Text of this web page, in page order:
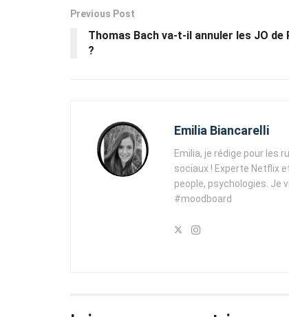
Previous Post
Thomas Bach va-t-il annuler les JO de
?
Emilia Biancarelli
Emilia, je rédige pour les
sociaux ! Experte Netflix
people, psychologies. Je
#moodboard